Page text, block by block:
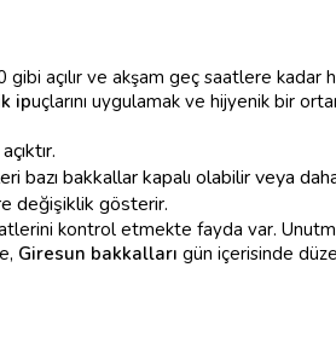
açılır ve akşam geç saatlere kadar
ipuçlarını uygulamak ve hijyenik bir
bakkallar kapalı olabilir veya
değişiklik gösterir.
kontrol etmekte fayda var.
Giresun bakkalları gün içerisinde